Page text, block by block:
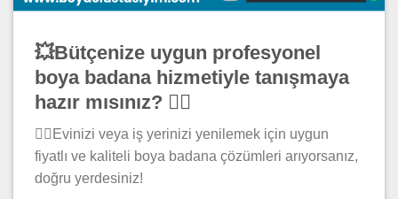
💥Bütçenize uygun profesyonel
boya badana hizmetiyle tanışmaya
hazır mısınız? 👷‍♂️
👷‍♂️Evinizi veya iş yerinizi yenilemek için uygun
fiyatlı ve kaliteli boya badana çözümleri arıyorsanız,
doğru yerdesiniz!